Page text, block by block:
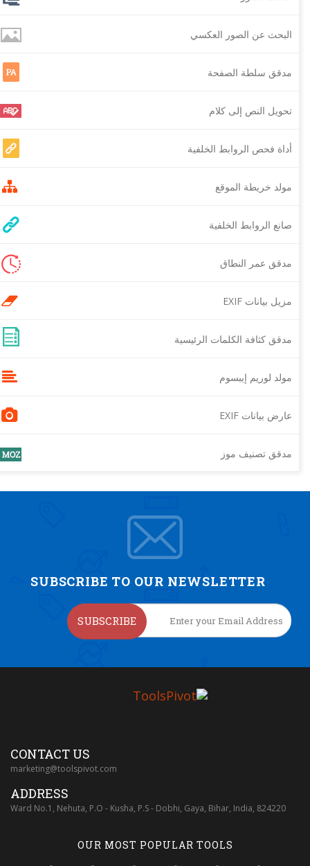
البحث عن الصور العكسي
مدقق سلطة الصفحة
تحويل النص إلى كلام
أداة فحص الروابط الخلفية
مولد خريطة الموقع
صانع الروابط الخلفية
مدقق عمر النطاق
مزيل بيانات EXIF
مدقق كثافة الكلمات الرئيسية
مولد لوريم إيبسوم
عارض بيانات EXIF
مدقق تصنيف موز
SUBSCRIBE TO OUR NEWSLETTER
SUBSCRIBE
CONTACT US
marketing@toolspivot.com
ADDRESS
Ward No.1, Nehuta, P.O - Kusha, P.S - Dobhi, Gaya, Bihar, India, 824220
OUR MOST POPULAR TOOLS